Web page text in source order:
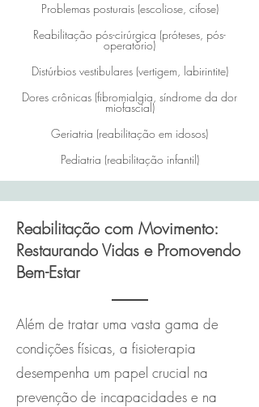
Problemas posturais (escoliose, cifose)
Reabilitação pós-cirúrgica (próteses, pós-
operatório)
Distúrbios vestibulares (vertigem, labirintite)
Dores crônicas (fibromialgia, síndrome da dor
miofascial)
Geriatria (reabilitação em idosos)
Pediatria (reabilitação infantil)
Reabilitação com Movimento:
Restaurando Vidas e Promovendo
Bem-Estar
Além de tratar uma vasta gama de
condições físicas, a fisioterapia
desempenha um papel crucial na
prevenção de incapacidades e na